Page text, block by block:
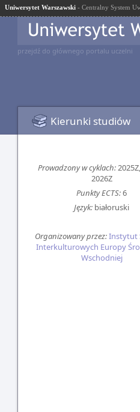
Uniwersytet Warszawski - Centralny System
przejdź do głównego portalu uczelni
Kierunki studiów
Prowadzony w cyklach:
2026Z
Punkty ECTS:6
Język: białoruski
Organizowany przez:Instytut
Interkulturowych Europy
Wschodniej